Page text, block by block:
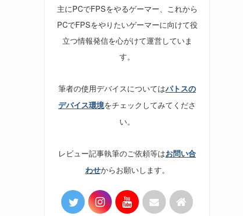
主にPCでFPSをやるゲーマー、これから
PCでFPSをやりたいゲーマーに向けて役
立つ情報発信を心がけて運営していま
す。
筆者の使用デバイスについてはパトスの
デバイス環境をチェックしてみてくださ
い。
レビュー記事執筆のご依頼等はお問い合
わせからお願いします。